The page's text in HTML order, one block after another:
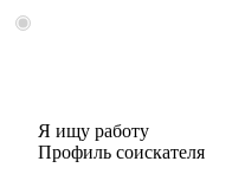
Я ищу работу
Профиль соискателя